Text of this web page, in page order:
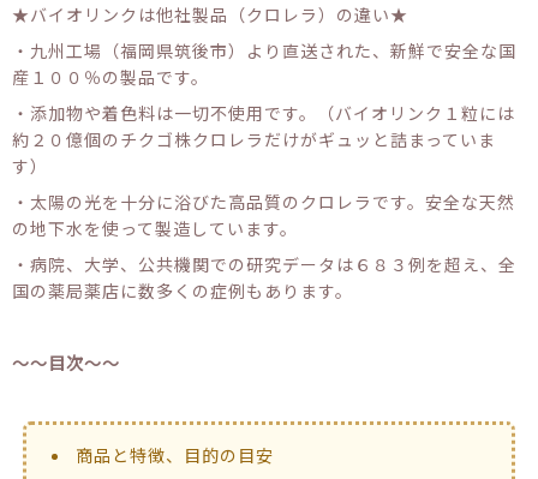
★バイオリンクは他社製品（クロレラ）の違い★
・九州工場（福岡県筑後市）より直送された、新鮮で安全な国
産１００％の製品です。
・添加物や着色料は一切不使用です。（バイオリンク１粒には
約２０億個のチクゴ株クロレラだけがギュッと詰まっていま
す）
・太陽の光を十分に浴びた高品質のクロレラです。安全な天然
の地下水を使って製造しています。
・病院、大学、公共機関での研究データは６８３例を超え、全
国の薬局薬店に数多くの症例もあります。
～～目次～～
商品と特徴、目的の目安